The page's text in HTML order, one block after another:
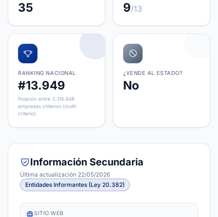
35 9/13
RANKING NACIONAL
#13.949
Posición entre 3.316.848
empresas chilenas (multi-
criterio).
¿VENDE AL ESTADO?
No
Información Secundaria
Última actualización 22/05/2026
Entidades Informantes (Ley 20.382)
SITIO WEB